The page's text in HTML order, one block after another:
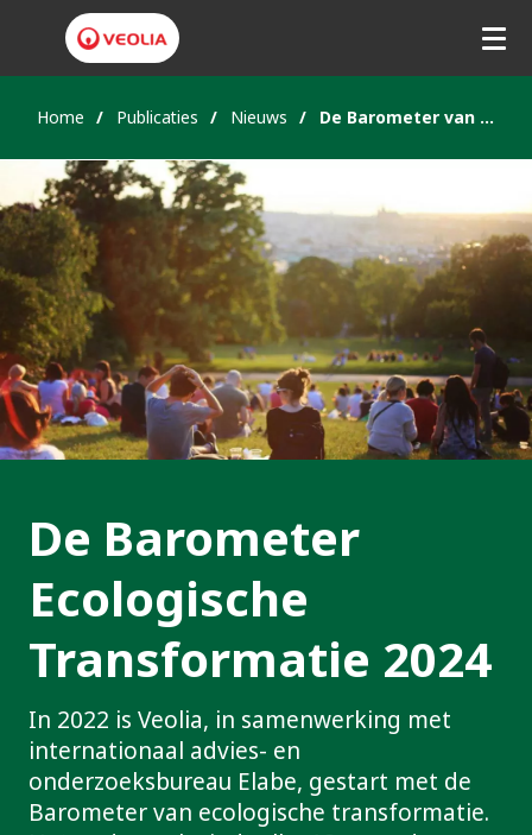
Home Publicaties Nieuws De Barometer van de Ecologische Transformatie 2024
De Barometer
Ecologische
Transformatie 2024
In 2022 is Veolia, in samenwerking met
internationaal advies- en
onderzoeksbureau Elabe, gestart met de
Barometer van ecologische transformatie.